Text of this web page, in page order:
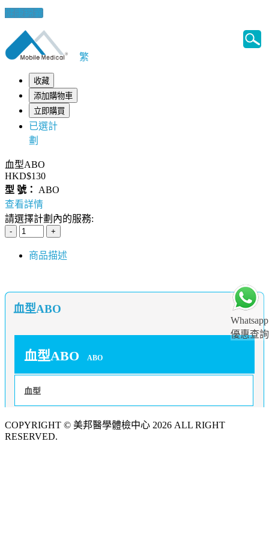
健康錦囊
Whatsapp
優惠查詢
繁
收藏
添加購物車
立即購買
已選計
劃
血型ABO
HKD$130
型 號：
ABO
查看詳情
請選擇計劃內的服務:
商品描述
血型ABO
血型ABO ABO
血型
COPYRIGHT © 美邦醫學體檢中心 2026 ALL RIGHT
RESERVED.